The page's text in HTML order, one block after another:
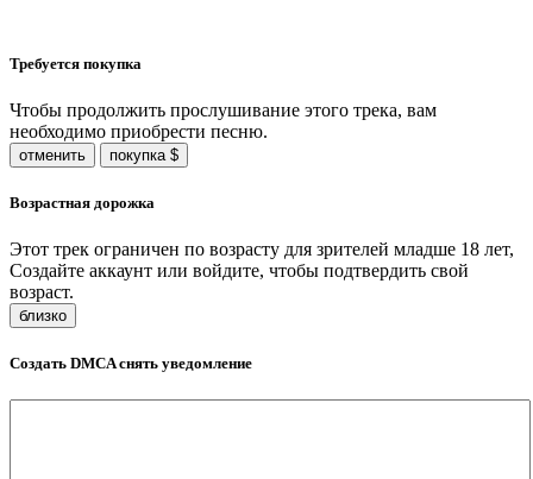
Требуется покупка
Чтобы продолжить прослушивание этого трека, вам
необходимо приобрести песню.
отменить покупка $
Возрастная дорожка
Этот трек ограничен по возрасту для зрителей младше 18 лет,
Создайте аккаунт или войдите, чтобы подтвердить свой
возраст.
близко
Создать DMCA снять уведомление